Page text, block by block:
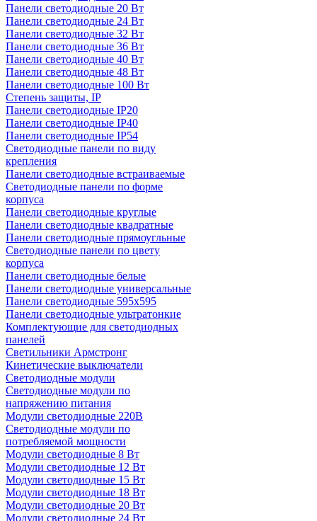
Панели светодиодные 20 Вт
Панели светодиодные 24 Вт
Панели светодиодные 32 Вт
Панели светодиодные 36 Вт
Панели светодиодные 40 Вт
Панели светодиодные 48 Вт
Панели светодиодные 100 Вт
Степень защиты, IP
Панели светодиодные IP20
Панели светодиодные IP40
Панели светодиодные IP54
Светодиодные панели по виду
крепления
Панели светодиодные встраиваемые
Светодиодные панели по форме
корпуса
Панели светодиодные круглые
Панели светодиодные квадратные
Панели светодиодные прямоугльные
Светодиодные панели по цвету
корпуса
Панели светодиодные белые
Панели светодиодные универсальные
Панели светодиодные 595х595
Панели светодиодные ультратонкие
Комплектующие для светодиодных
панелей
Светильники Армстронг
Кинетические выключатели
Светодиодные модули
Светодиодные модули по
напряжению питания
Модули светодиодные 220В
Светодиодные модули по
потребляемой мощности
Модули светодиодные 8 Вт
Модули светодиодные 12 Вт
Модули светодиодные 15 Вт
Модули светодиодные 18 Вт
Модули светодиодные 20 Вт
Модули светодиодные 24 Вт